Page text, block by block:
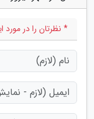
* نظرتان را در مورد